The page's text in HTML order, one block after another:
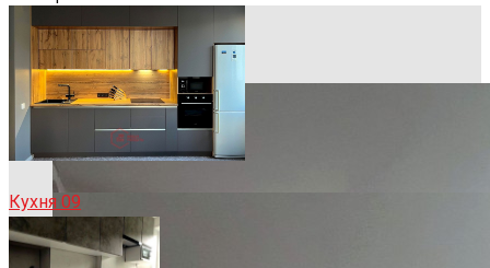
Кухня 09